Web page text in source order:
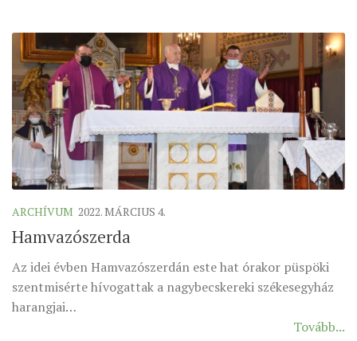
„GYERMEKVÉDELMI” KIHÍVÁSOK KÁNONJOGI
MEGKÖZELÍTÉSBEN
ARCHÍVUM 2022. MÁRCIUS 4.
Hamvazószerda
Az idei évben Hamvazószerdán este hat órakor püspöki
szentmisérte hívogattak a nagybecskereki székesegyház
harangjai…
Tovább...